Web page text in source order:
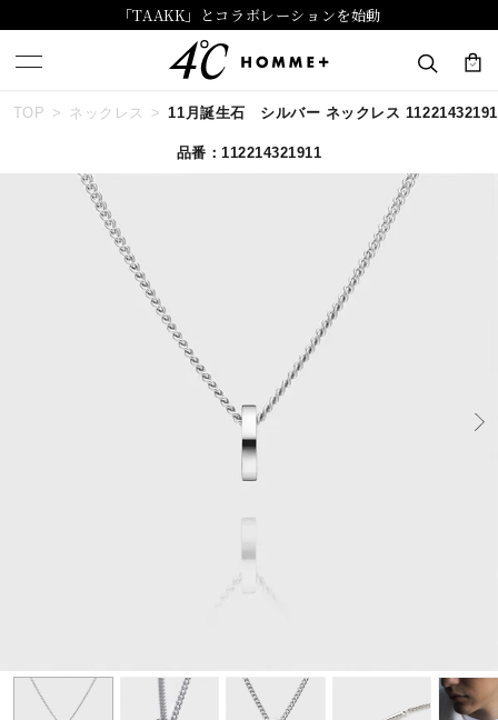
「TAAKK」とコラボレーションを始動
キーワードで検索する
人気検索キーワード
#eギフト #ハーフエタニティリング
#メンズ ネックレス
誕生石
TOP ネックレス 11月誕生石 シルバー ネックレス
品番：112214321911